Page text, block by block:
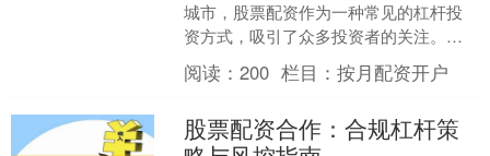
城市，股票配资作为一种常见的杠杆投
资方式，吸引了众多投资者的关注。然
而，面对市场上众多的配资平台，如何
选择一家安全可靠的平台，....
阅读：200 栏目：按月配资开户
股票配资合作：合规杠杆策